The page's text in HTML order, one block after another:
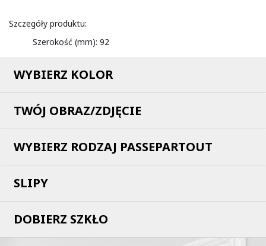
Szczegóły produktu:
Szerokość (mm): 92
WYBIERZ KOLOR
TWÓJ OBRAZ/ZDJĘCIE
WYBIERZ RODZAJ PASSEPARTOUT
SLIPY
DOBIERZ SZKŁO